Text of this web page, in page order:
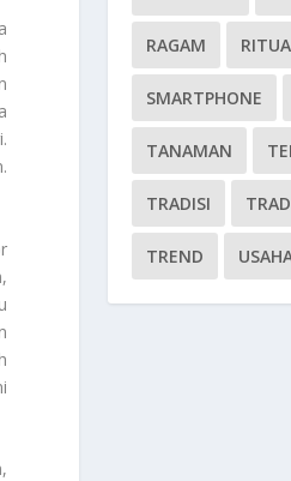
RAGAM
SMARTPHONE
TANAMAN
TRADISI
TREND